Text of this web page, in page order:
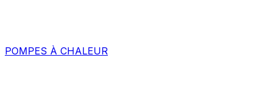
POMPES À CHALEUR